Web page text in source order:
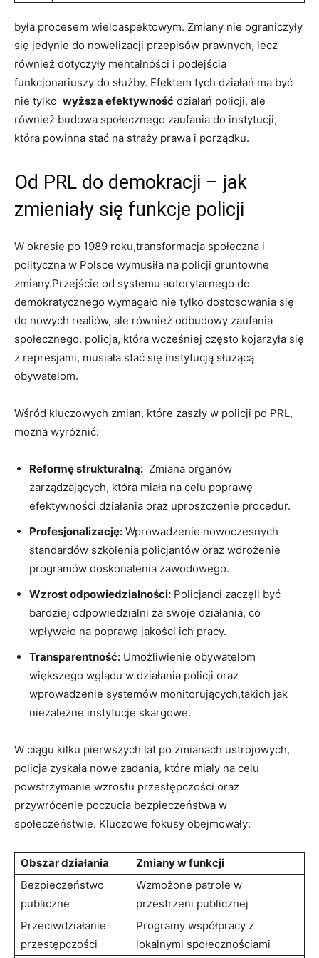
była procesem wieloaspektowym. Zmiany‍ nie ograniczyły
się jedynie do nowelizacji przepisów prawnych, lecz
również dotyczyły mentalności i podejścia
funkcjonariuszy do⁢ służby. Efektem ⁤tych ‌działań ma ⁢być
nie ‌tylko ⁤ wyższa ‌efektywność działań policji, ale​
również budowa społecznego zaufania do instytucji,‍
która powinna stać na straży prawa i porządku.
Od PRL‌ do ‌demokracji – jak
zmieniały się ‌funkcje policji
W okresie po‌ 1989 roku,transformacja społeczna i ​
polityczna w Polsce wymusiła na ⁢policji gruntowne
‌zmiany.Przejście ‍od systemu autorytarnego do
demokratycznego⁣ wymagało nie tylko dostosowania się
do nowych⁣ realiów, ale również odbudowy zaufania ​
społecznego. policja, która wcześniej często ⁣kojarzyła się
z represjami, musiała stać się instytucją służącą
obywatelom.
Wśród kluczowych zmian, które zaszły w policji po PRL,
można wyróżnić:
Reformę strukturalną: ⁢ Zmiana ​organów
zarządzających, która miała na celu ‌poprawę
efektywności działania oraz ⁢uproszczenie ⁢procedur.
Profesjonalizację: Wprowadzenie nowoczesnych‌
standardów szkolenia policjantów ​oraz ‌wdrożenie
programów doskonalenia zawodowego.
Wzrost odpowiedzialności: Policjanci zaczęli​ być
bardziej​ odpowiedzialni za ‌swoje ‌działania, co
wpływało na poprawę​ jakości ​ich⁢ pracy.
Transparentność: Umożliwienie obywatelom⁣
większego wglądu‌ w działania policji oraz
wprowadzenie ⁤systemów monitorujących,takich jak
niezależne ⁢instytucje skargowe.
W ciągu kilku pierwszych lat po zmianach ustrojowych,
policja zyskała nowe zadania, które miały na celu
powstrzymanie​ wzrostu przestępczości oraz
przywrócenie poczucia bezpieczeństwa w​
społeczeństwie. Kluczowe​ fokusy obejmowały:
Obszar działania
Zmiany w⁣ funkcji
Bezpieczeństwo
‍publiczne
Wzmożone patrole w
przestrzeni ⁣publicznej
Przeciwdziałanie
przestępczości
Programy​ współpracy z
lokalnymi społecznościami